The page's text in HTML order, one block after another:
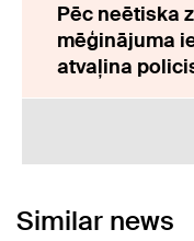
Pēc neētiska
mēģinājuma
atvaļina
Similar news